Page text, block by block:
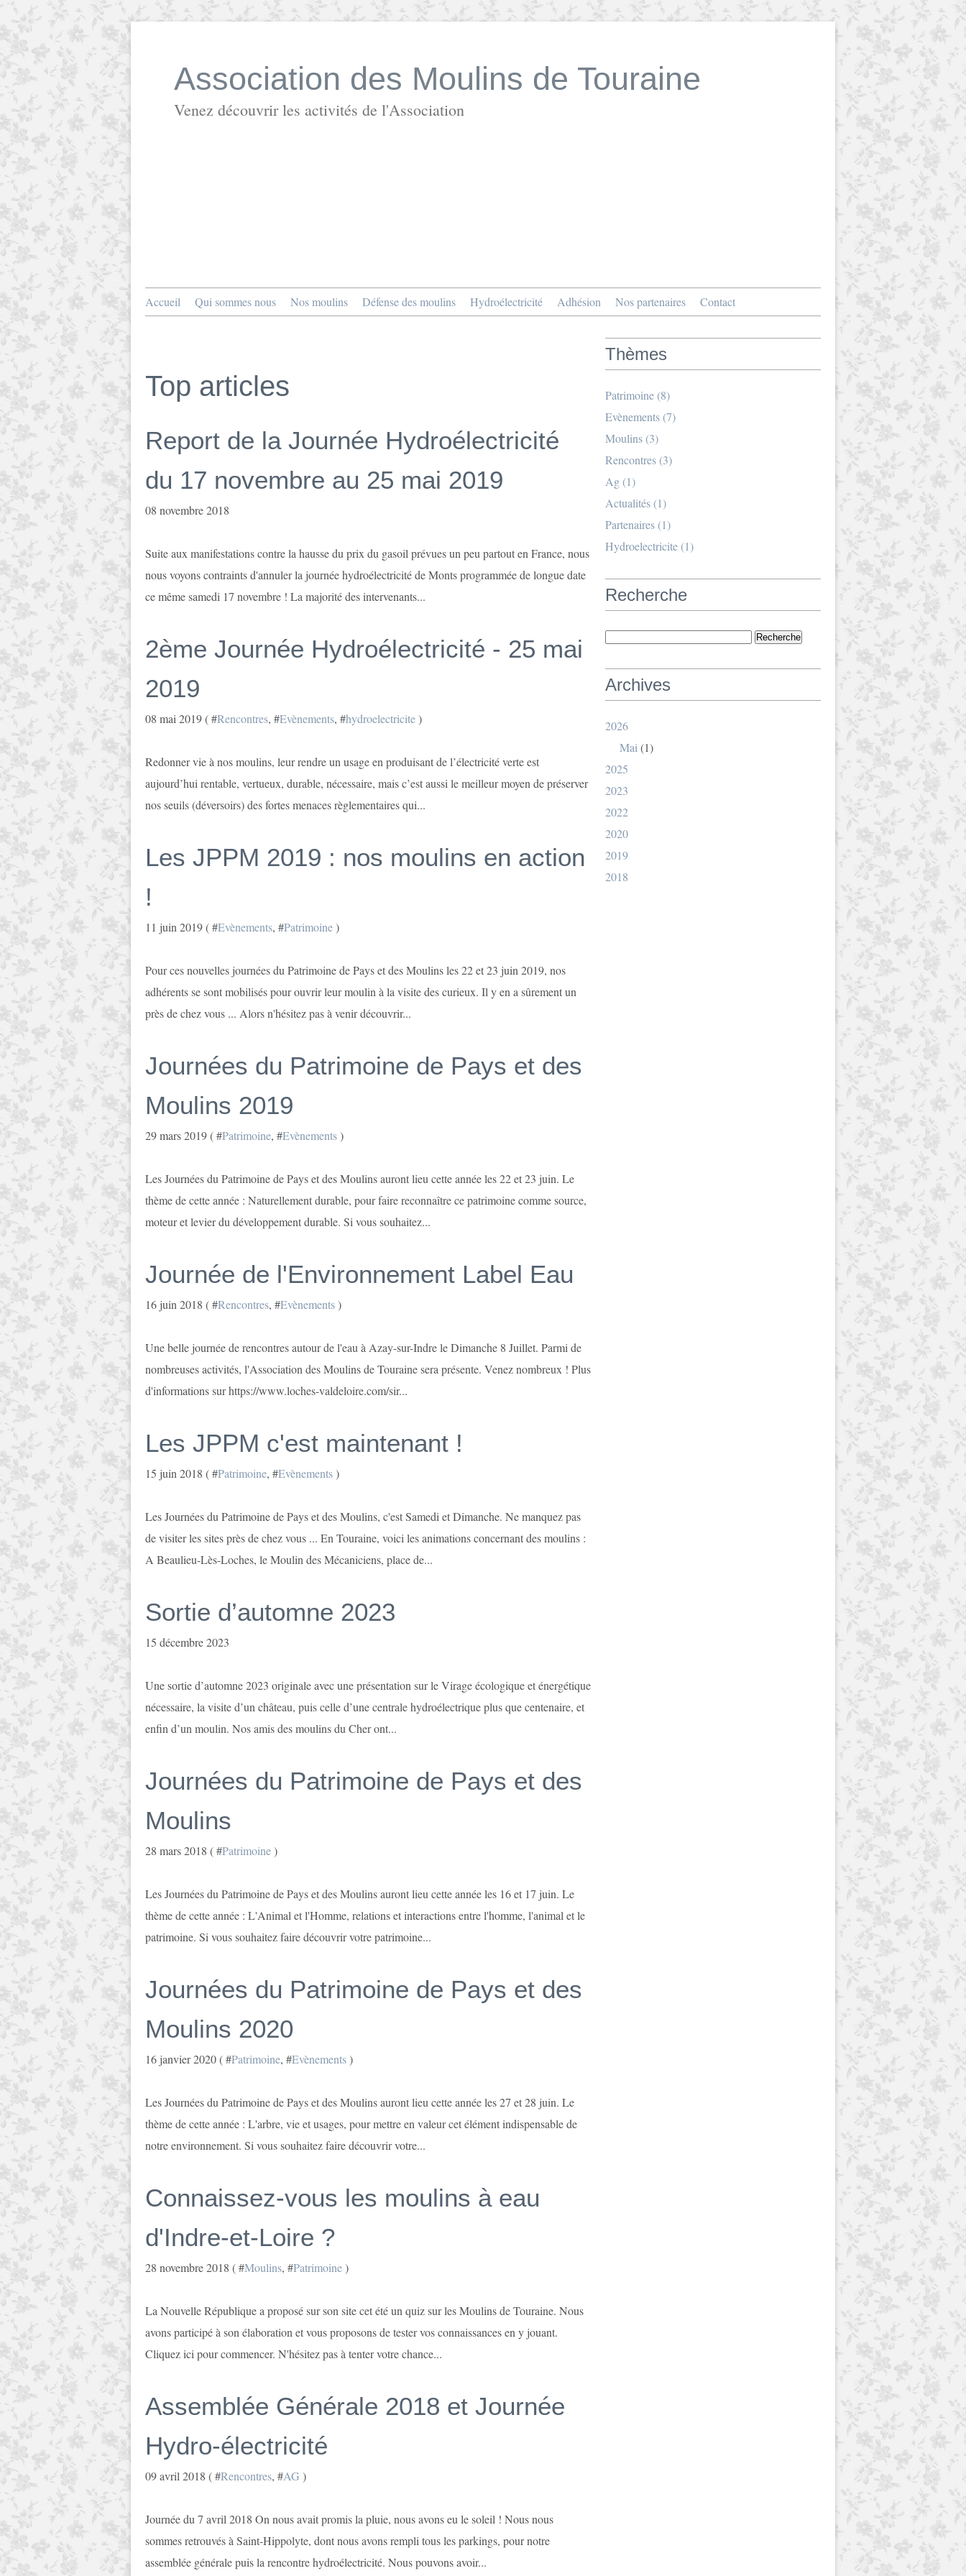
Association des Moulins de Touraine
Venez découvrir les activités de l'Association
Accueil Qui sommes nous Nos moulins Défense des moulins Hydroélectricité Adhésion Nos partenaires Contact
Top articles
Report de la Journée Hydroélectricité
du 17 novembre au 25 mai 2019
08 novembre 2018
Suite aux manifestations contre la hausse du prix du gasoil prévues un peu partout en France, nous
nous voyons contraints d'annuler la journée hydroélectricité de Monts programmée de longue date
ce même samedi 17 novembre ! La majorité des intervenants...
2ème Journée Hydroélectricité - 25 mai
2019
08 mai 2019 ( #Rencontres, #Evènements, #hydroelectricite)
Redonner vie à nos moulins, leur rendre un usage en produisant de l’électricité verte est
aujourd’hui rentable, vertueux, durable, nécessaire, mais c’est aussi le meilleur moyen de préserver
nos seuils (déversoirs) des fortes menaces règlementaires qui...
Les JPPM 2019 : nos moulins en action
!
11 juin 2019 ( #Evènements, #Patrimoine)
Pour ces nouvelles journées du Patrimoine de Pays et des Moulins les 22 et 23 juin 2019, nos
adhérents se sont mobilisés pour ouvrir leur moulin à la visite des curieux. Il y en a sûrement un
près de chez vous ... Alors n'hésitez pas à venir découvrir...
Journées du Patrimoine de Pays et des
Moulins 2019
29 mars 2019 ( #Patrimoine, #Evènements)
Les Journées du Patrimoine de Pays et des Moulins auront lieu cette année les 22 et 23 juin. Le
thème de cette année : Naturellement durable, pour faire reconnaître ce patrimoine comme source,
moteur et levier du développement durable. Si vous souhaitez...
Journée de l'Environnement Label Eau
16 juin 2018 ( #Rencontres, #Evènements)
Une belle journée de rencontres autour de l'eau à Azay-sur-Indre le Dimanche 8 Juillet. Parmi de
nombreuses activités, l'Association des Moulins de Touraine sera présente. Venez nombreux ! Plus
d'informations sur https://www.loches-valdeloire.com/sir...
Les JPPM c'est maintenant !
15 juin 2018 ( #Patrimoine, #Evènements)
Les Journées du Patrimoine de Pays et des Moulins, c'est Samedi et Dimanche. Ne manquez pas
de visiter les sites près de chez vous ... En Touraine, voici les animations concernant des moulins :
A Beaulieu-Lès-Loches, le Moulin des Mécaniciens, place de...
Sortie d’automne 2023
15 décembre 2023
Une sortie d’automne 2023 originale avec une présentation sur le Virage écologique et énergétique
nécessaire, la visite d’un château, puis celle d’une centrale hydroélectrique plus que centenaire, et
enfin d’un moulin. Nos amis des moulins du Cher ont...
Journées du Patrimoine de Pays et des
Moulins
28 mars 2018 ( #Patrimoine)
Les Journées du Patrimoine de Pays et des Moulins auront lieu cette année les 16 et 17 juin. Le
thème de cette année : L'Animal et l'Homme, relations et interactions entre l'homme, l'animal et le
patrimoine. Si vous souhaitez faire découvrir votre patrimoine...
Journées du Patrimoine de Pays et des
Moulins 2020
16 janvier 2020 ( #Patrimoine, #Evènements)
Les Journées du Patrimoine de Pays et des Moulins auront lieu cette année les 27 et 28 juin. Le
thème de cette année : L'arbre, vie et usages, pour mettre en valeur cet élément indispensable de
notre environnement. Si vous souhaitez faire découvrir votre...
Connaissez-vous les moulins à eau
d'Indre-et-Loire ?
28 novembre 2018 ( #Moulins, #Patrimoine)
La Nouvelle République a proposé sur son site cet été un quiz sur les Moulins de Touraine. Nous
avons participé à son élaboration et vous proposons de tester vos connaissances en y jouant.
Cliquez ici pour commencer. N'hésitez pas à tenter votre chance...
Assemblée Générale 2018 et Journée
Hydro-électricité
09 avril 2018 ( #Rencontres, #AG )
Journée du 7 avril 2018 On nous avait promis la pluie, nous avons eu le soleil ! Nous nous
sommes retrouvés à Saint-Hippolyte, dont nous avons rempli tous les parkings, pour notre
assemblée générale puis la rencontre hydroélectricité. Nous pouvons avoir...
Thèmes
Patrimoine (8)
Evènements (7)
Moulins (3)
Rencontres (3)
Ag (1)
Actualités (1)
Partenaires (1)
Hydroelectricite (1)
Recherche
Archives
2026
Mai (1)
2025
2023
2022
2020
2019
2018